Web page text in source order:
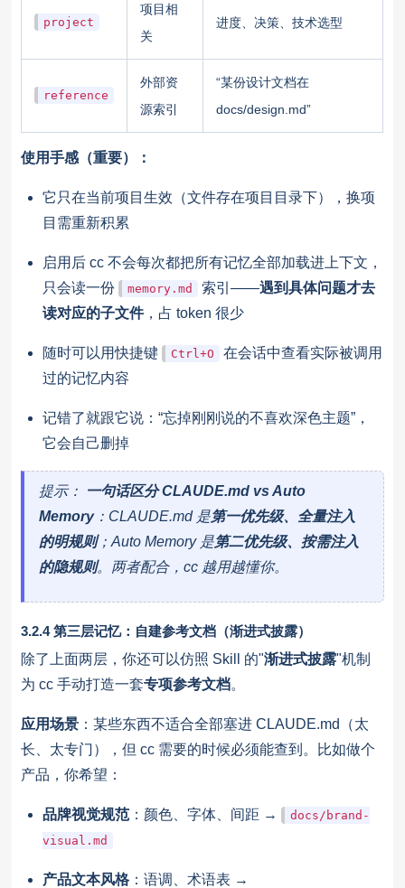
project
项目相
关
进度、决策、技术选型
reference
外部资
源索引
“某份设计文档在
docs/design.md”
使用手感（重要）：
它只在当前项目生效（文件存在项目目录下），换项
目需重新积累
启用后 cc 不会每次都把所有记忆全部加载进上下文，
只会读一份
memory.md 索引——遇到具体问题才去
读对应的子文件，占 token 很少
随时可以用快捷键 Ctrl+O
在会话中查看实际被调用
过的记忆内容
记错了就跟它说：“忘掉刚刚说的不喜欢深色主题”，
它会自己删掉
提示： 一句话区分 CLAUDE.md vs Auto
Memory：CLAUDE.md 是第一优先级、全量注入
的明规则；Auto Memory 是第二优先级、按需注入
的隐规则。两者配合，cc 越用越懂你。
3.2.4 第三层记忆：自建参考文档（渐进式披露）
除了上面两层，你还可以仿照 Skill 的"渐进式披露"机制
为 cc 手动打造一套专项参考文档。
应用场景 ：某些东西不适合全部塞进 CLAUDE.md（太
长、太专门），但 cc 需要的时候必须能查到。比如做个
产品，你希望：
品牌视觉规范：颜色、字体、间距 →
docs/brand-
visual.md
产品文本风格 ：语调、术语表 →